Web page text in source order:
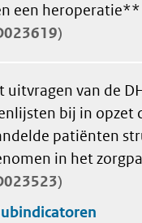
een
uitvragen van de
bij in opzet
patiënten
in het